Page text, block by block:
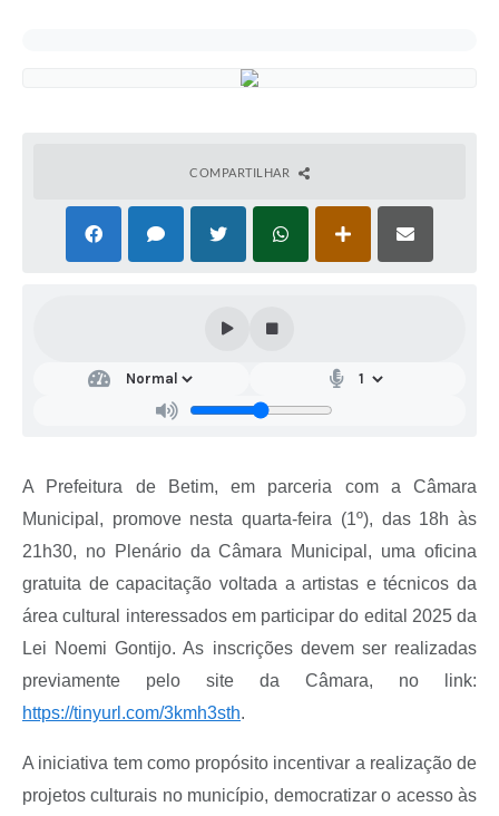
COMPARTILHAR
A Prefeitura de Betim, em parceria com a Câmara
Municipal, promove nesta quarta-feira (1º), das 18h às
21h30, no Plenário da Câmara Municipal, uma oficina
gratuita de capacitação voltada a artistas e técnicos da
área cultural interessados em participar do edital 2025 da
Lei Noemi Gontijo. As inscrições devem ser realizadas
previamente pelo site da Câmara, no link:
https://tinyurl.com/3kmh3sth.
A iniciativa tem como propósito incentivar a realização de
projetos culturais no município, democratizar o acesso às